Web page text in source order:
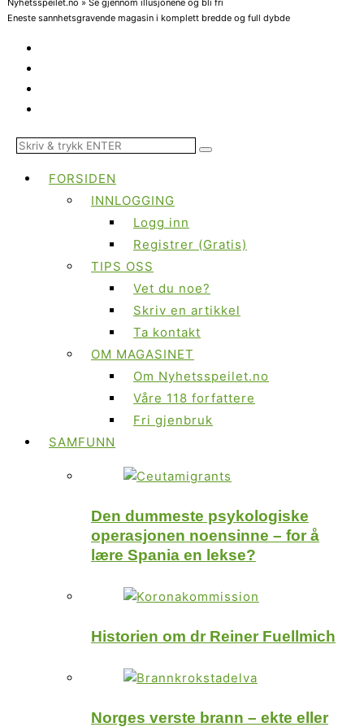
Nyhetsspeilet.no » Se gjennom illusjonene og bli fri
Eneste sannhetsgravende magasin i komplett bredde og full dybde
FORSIDEN
INNLOGGING
Logg inn
Registrer (Gratis)
TIPS OSS
Vet du noe?
Skriv en artikkel
Ta kontakt
OM MAGASINET
Om Nyhetsspeilet.no
Våre 118 forfattere
Fri gjenbruk
SAMFUNN
Den dummeste psykologiske
operasjonen noensinne – for å
lære Spania en lekse?
Historien om dr Reiner Fuellmich
Norges verste brann – ekte eller